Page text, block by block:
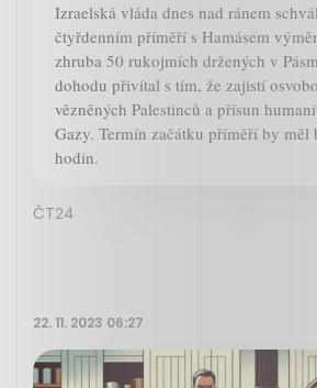
Izraelská vláda dnes nad ránem
čtyřdenním příměří s Hamásem
zhruba 50 rukojmích držených v
dohodu přivítal s tím, že zajistí
vězněných Palestinců a přísun
Gazy. Termín začátku příměří by měl
hodin.
ČT24
22. 11. 2023 06:27